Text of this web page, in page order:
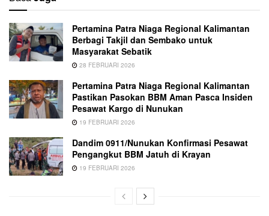
Pertamina Patra Niaga Regional Kalimantan
Berbagi Takjil dan Sembako untuk
Masyarakat Sebatik
28 FEBRUARI 2026
Pertamina Patra Niaga Regional Kalimantan
Pastikan Pasokan BBM Aman Pasca Insiden
Pesawat Kargo di Nunukan
19 FEBRUARI 2026
Dandim 0911/Nunukan Konfirmasi Pesawat
Pengangkut BBM Jatuh di Krayan
19 FEBRUARI 2026